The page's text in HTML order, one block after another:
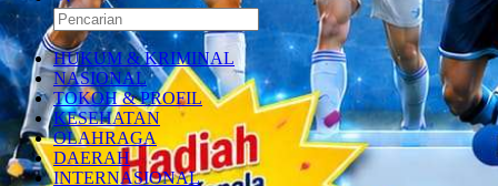
HUKUM & KRIMINAL
NASIONAL
TOKOH & PROFIL
KESEHATAN
OLAHRAGA
DAERAH
INTERNASIONAL